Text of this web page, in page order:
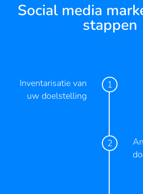
Social media
stappen
Inventarisatie van
uw doelstelling